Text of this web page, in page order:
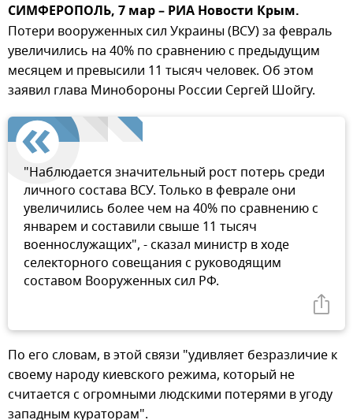
СИМФЕРОПОЛЬ, 7 мар – РИА Новости Крым.
Потери вооруженных сил Украины (ВСУ) за февраль
увеличились на 40% по сравнению с предыдущим
месяцем и превысили 11 тысяч человек. Об этом
заявил глава Минобороны России Сергей Шойгу.
"Наблюдается значительный рост потерь среди
личного состава ВСУ. Только в феврале они
увеличились более чем на 40% по сравнению с
январем и составили свыше 11 тысяч
военнослужащих", - сказал министр в ходе
селекторного совещания с руководящим
составом Вооруженных сил РФ.
По его словам, в этой связи "удивляет безразличие к
своему народу киевского режима, который не
считается с огромными людскими потерями в угоду
западным кураторам".